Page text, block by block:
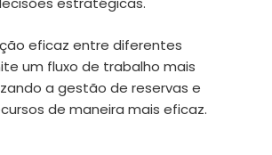
eficaz entre diferentes
um fluxo de trabalho mais
a gestão de reservas e
de maneira mais eficaz.